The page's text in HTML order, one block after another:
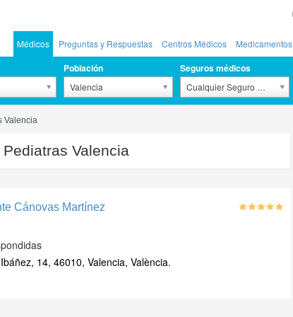
Médicos Preguntas y Respuestas Centros Médicos Medicamentos
Población
Valencia
Seguros médicos
Cualquier Seguro Médico
Valencia
Pediatras Valencia
Cánovas Martínez
14, 46010, Valencia, València.